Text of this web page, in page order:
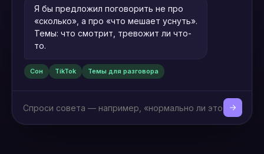
Я бы предложил поговорить не про
«сколько», а про «что мешает уснуть».
Темы: что смотрит, тревожит ли что-
то.
Сон TikTok Темы для разговора